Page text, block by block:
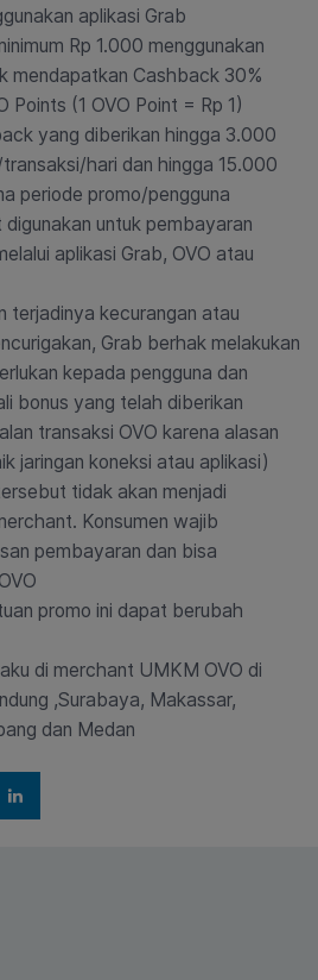
aplikasi Grab
Rp 1.000 menggunakan
mendapatkan Cashback 30%
Points (1 OVO Point = Rp 1)
yang diberikan hingga 3.000
hari dan hingga 15.000
periode promo/pengguna
digunakan untuk pembayaran
aplikasi Grab, OVO atau
terjadinya kecurangan atau
Grab berhak melakukan
kepada pengguna dan
bonus yang telah diberikan
transaksi OVO karena alasan
jaringan koneksi atau aplikasi)
tidak akan menjadi
Konsumen wajib
pembayaran dan bisa
promo ini dapat berubah
di merchant UMKM OVO di
,Surabaya, Makassar,
dan Medan